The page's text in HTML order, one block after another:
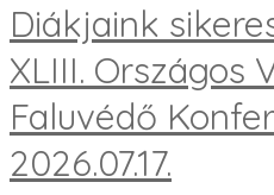
Diákjaink
XLIII. Országos
Faluvédő
2026.07.17.